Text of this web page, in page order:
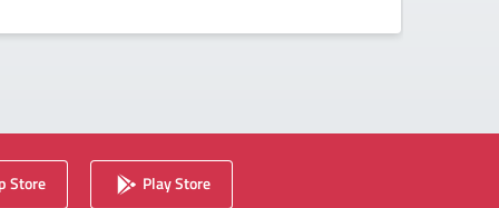
Store Play Store